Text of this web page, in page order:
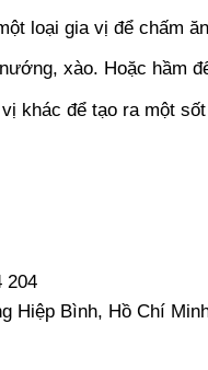
loại gia vị để chấm
xào. Hoặc hầm
khác để tạo ra một
204
Hiệp Bình, Hồ Chí